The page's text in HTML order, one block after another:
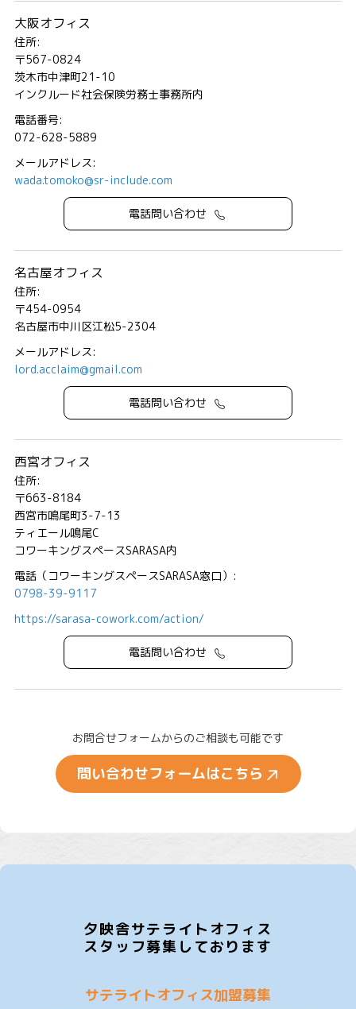
大阪オフィス
住所:
〒567-0824
茨木市中津町21-10
インクルード社会保険労務士事務所内
電話番号:
072-628-5889
メールアドレス:
wada.tomoko@sr-include.com
電話問い合わせ
名古屋オフィス
住所:
〒454-0954
名古屋市中川区江松5-2304
メールアドレス:
lord.acclaim@gmail.com
電話問い合わせ
西宮オフィス
住所:
〒663-8184
西宮市鳴尾町3-7-13
ティエール鳴尾C
コワーキングスペースSARASA内
電話（コワーキングスペースSARASA窓口）:
0798-39-9117
https://sarasa-cowork.com/action/
電話問い合わせ
お問合せフォームからのご相談も可能です
問い合わせフォームはこちら
夕映舎サテライトオフィス
スタッフ募集しております
サテライトオフィス加盟募集